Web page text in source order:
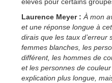
élevés pour certains
Laurence Meyer : À mon
et une réponse longue à
dirais que les taux d’erreur
femmes blanches, les
différent, les hommes de
et les personnes de
explication plus longue,